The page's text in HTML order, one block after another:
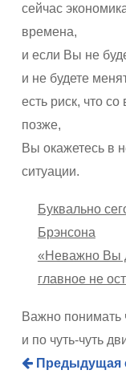
сейчас
времена,
и если Вы не
и не будете
есть риск, что
позже,
Вы окажетесь в
ситуации.
Буквально
Брэнсона
«Неважно Вы
главное не
Важно понимать
и по чуть-чуть
Предыдущая